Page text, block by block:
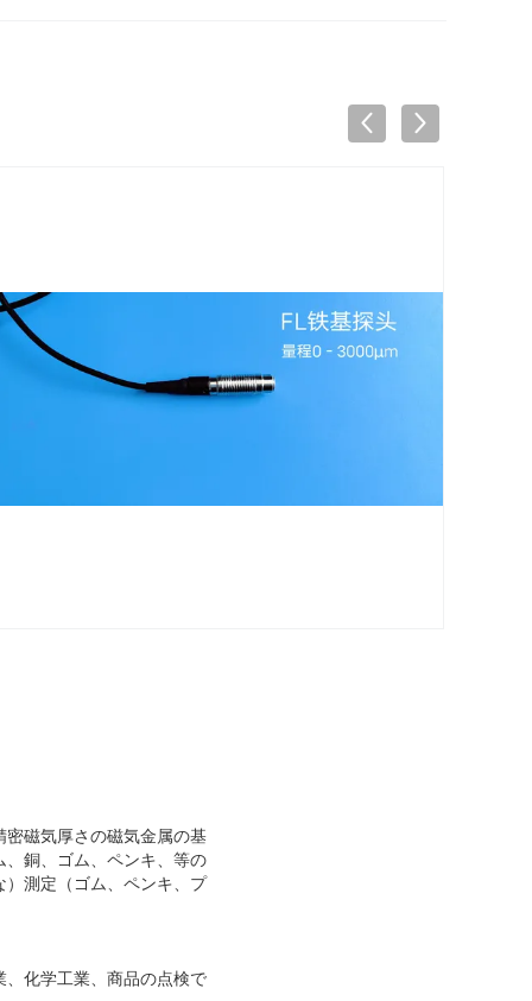
磁気厚さの磁気金属の基
銅、ゴム、ペンキ、等の
測定（ゴム、ペンキ、プ
化学工業、商品の点検で